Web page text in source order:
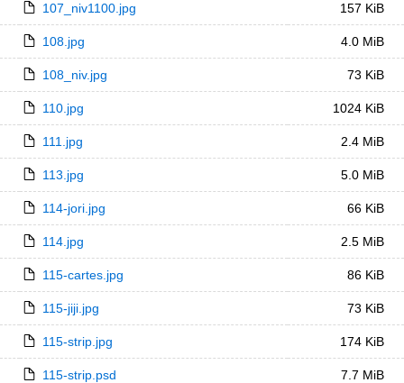
107_niv1100.jpg 157 KiB
108.jpg 4.0 MiB
108_niv.jpg 73 KiB
110.jpg 1024 KiB
111.jpg 2.4 MiB
113.jpg 5.0 MiB
114-jori.jpg 66 KiB
114.jpg 2.5 MiB
115-cartes.jpg 86 KiB
115-jiji.jpg 73 KiB
115-strip.jpg 174 KiB
115-strip.psd 7.7 MiB